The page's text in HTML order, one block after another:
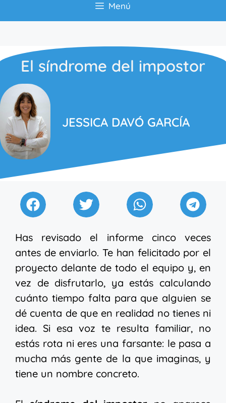
Menú
El síndrome del impostor
JESSICA DAVÓ GARCÍA
Has revisado el informe cinco veces
antes de enviarlo. Te han felicitado por el
proyecto delante de todo el equipo y, en
vez de disfrutarlo, ya estás calculando
cuánto tiempo falta para que alguien se
dé cuenta de que en realidad no tienes ni
idea. Si esa voz te resulta familiar, no
estás rota ni eres una farsante: le pasa a
mucha más gente de la que imaginas, y
tiene un nombre concreto.